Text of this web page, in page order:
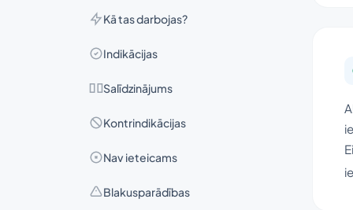
Kā tas darbojas?
Indikācijas
Salīdzinājums
Kontrindikācijas
Nav ieteicams
Blakusparādības